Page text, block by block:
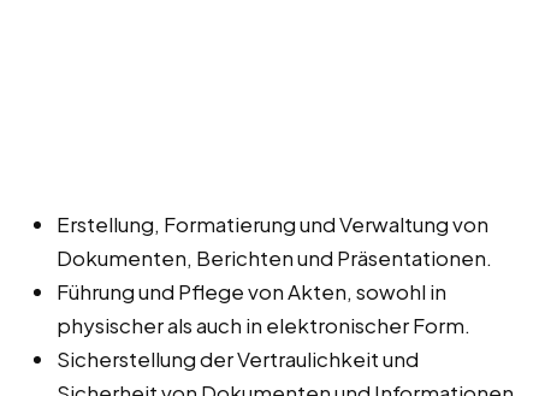
Erstellung, Formatierung und Verwaltung von
Dokumenten, Berichten und Präsentationen.
Führung und Pflege von Akten, sowohl in
physischer als auch in elektronischer Form.
Sicherstellung der Vertraulichkeit und